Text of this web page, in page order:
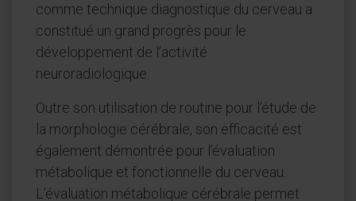
comme technique diagnostique du cerveau a
constitué un grand progrès pour le
développement de l’activité
neuroradiologique.
Outre son utilisation de routine pour l’étude de
la morphologie cérébrale, son efficacité est
également démontrée pour l’évaluation
métabolique et fonctionnelle du cerveau.
L’évaluation métabolique cérébrale permet